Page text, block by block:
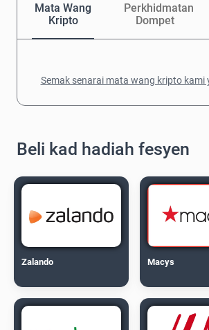
Mata Wang
Kripto
Perkhidmatan
Dompet
Semak senarai mata wang kripto kami
Beli kad hadiah fesyen
Zalando Macys